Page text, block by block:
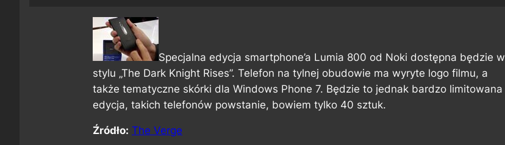
Specjalna edycja smartphone’a Lumia 800 od Noki dostępna będzie w
stylu „The Dark Knight Rises”. Telefon na tylnej obudowie ma wyryte logo filmu, a
także tematyczne skórki dla Windows Phone 7. Będzie to jednak bardzo limitowana
edycja, takich telefonów powstanie, bowiem tylko 40 sztuk.
Źródło: The Verge